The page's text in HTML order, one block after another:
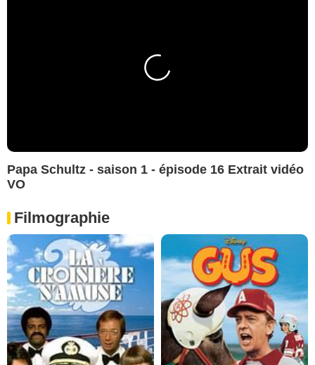
Papa Schultz - saison 1 - épisode 16 Extrait vidéo
VO
Filmographie